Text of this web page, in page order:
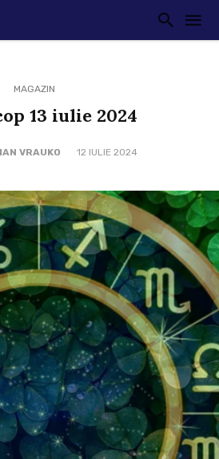
MAGAZIN
13 iulie 2024
VRAUKO 12 IULIE 2024